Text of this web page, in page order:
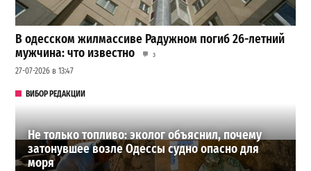
В одесском жилмассиве Радужном погиб 26-летний
мужчина: что известно
3
27-07-2026 в 13:47
ВИБОР РЕДАКЦИИ
Не только топливо: эколог объяснил, почему
затонувшее возле Одессы судно опасно для
моря